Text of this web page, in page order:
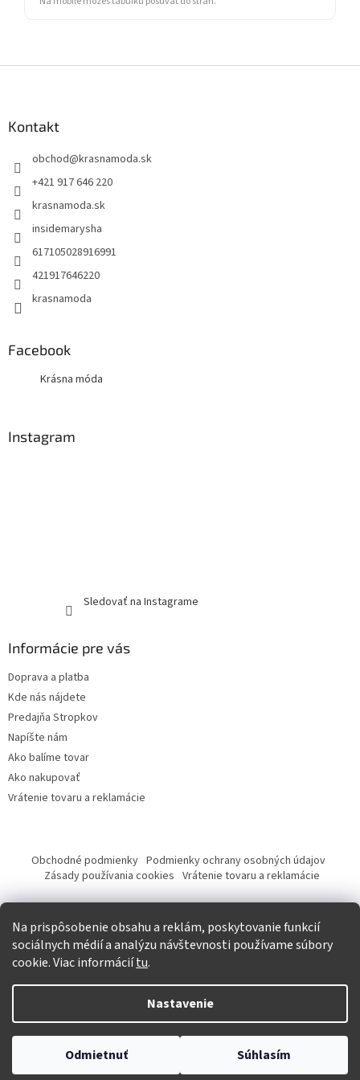
Na prispôsobenie obsahu a reklám, poskytovanie funkcií
sociálnych médií a analýzu návštevnosti používame súbory
cookie. Viac informáciítu.
Nastavenie
Odmietnuť Súhlasím
Kontakt
obchod@krasnamoda.sk
+421 917 646 220
krasnamoda.sk
insidemarysha
617105028916991
421917646220
krasnamoda
Facebook
Krásna móda
Instagram
Sledovať na Instagrame
Informácie pre vás
Doprava a platba
Kde nás nájdete
Predajňa Stropkov
Napíšte nám
Ako balíme tovar
Ako nakupovať
Vrátenie tovaru a reklamácie
Obchodné podmienky Podmienky ochrany osobných údajov
Zásady používania cookies Vrátenie tovaru a reklamácie
Tvorba eshopu a SEO optimalizácia
Copyright 2026Krásna móda. Všetky práva vyhradené.Upraviť